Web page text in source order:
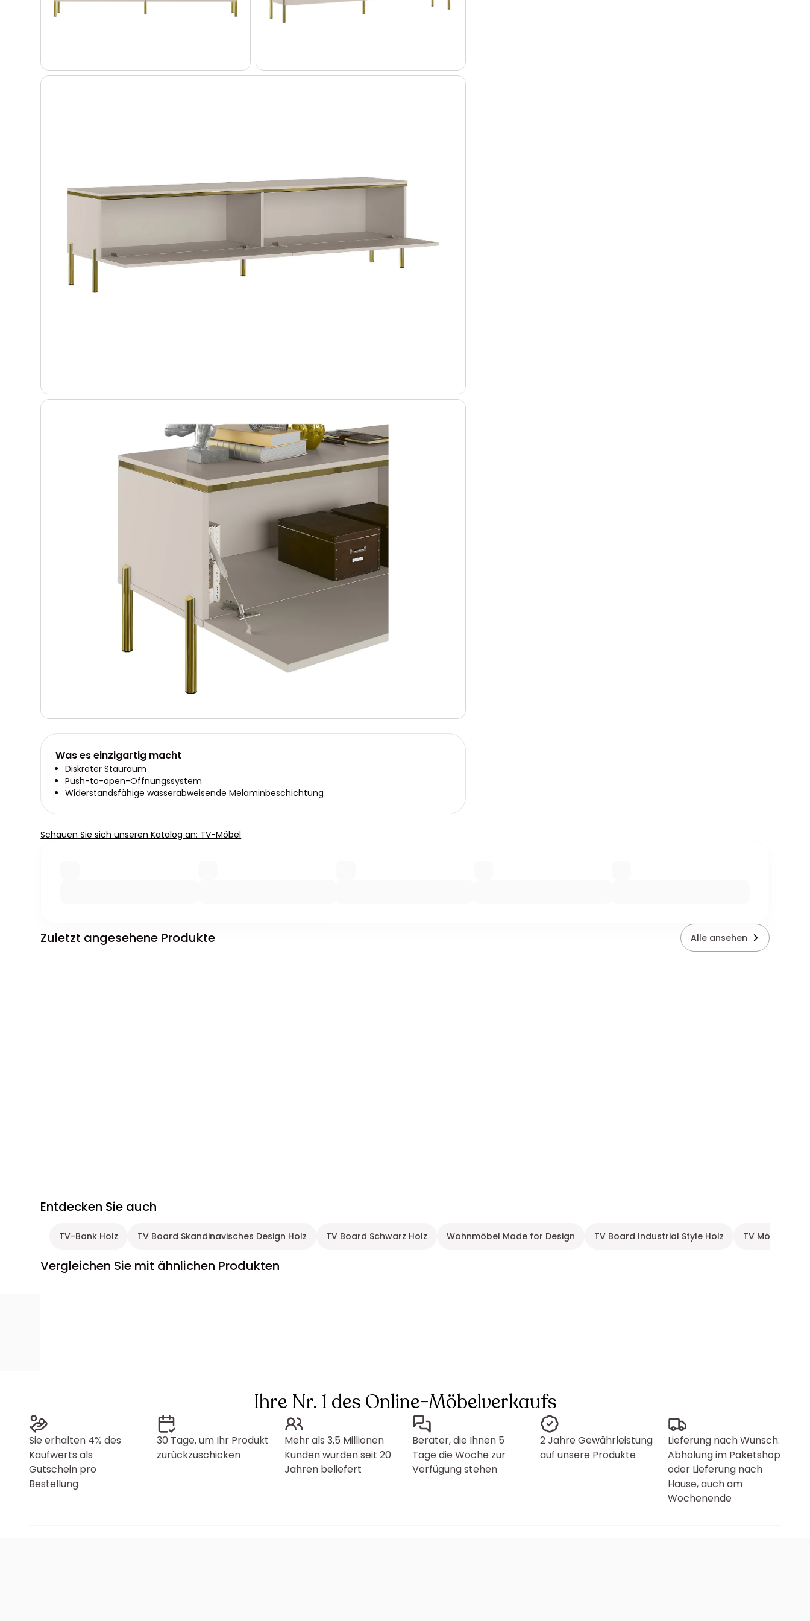
Was es einzigartig macht
Diskreter Stauraum
Push-to-open-Öffnungssystem
Widerstandsfähige wasserabweisende Melaminbeschichtung
Schauen Sie sich unseren Katalog an: TV-Möbel
Zuletzt angesehene Produkte Alle ansehen
Entdecken Sie auch
TV-Bank Holz TV Board Skandinavisches Design Holz TV Board Schwarz Holz Wohnmöbel Made for Design TV Board Industrial Style Holz TV Möbel
Vergleichen Sie mit ähnlichen Produkten
Ihre Nr. 1 des Online-Möbelverkaufs
Sie erhalten 4% des
Kaufwerts als
Gutschein pro
Bestellung
30 Tage, um Ihr Produkt
zurückzuschicken
Mehr als 3,5 Millionen
Kunden wurden seit 20
Jahren beliefert
Berater, die Ihnen 5
Tage die Woche zur
Verfügung stehen
2 Jahre Gewährleistung
auf unsere Produkte
Lieferung nach Wunsch:
Abholung im Paketshop
oder Lieferung nach
Hause, auch am
Wochenende